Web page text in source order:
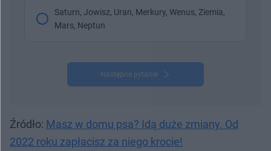
Saturn, Jowisz, Uran, Merkury, Wenus, Ziemia,
Mars, Neptun
Następne pytanie
Źródło: Masz w domu psa? Idą duże zmiany. Od
2022 roku zapłacisz za niego krocie!